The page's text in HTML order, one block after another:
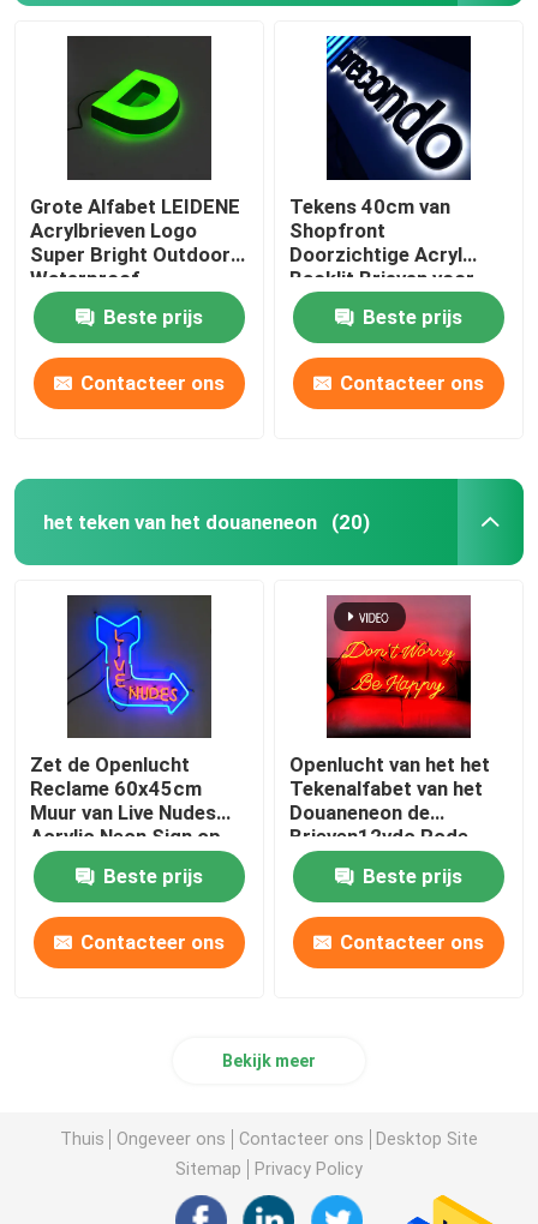
Grote Alfabet LEIDENE
Acrylbrieven Logo
Super Bright Outdoor
Waterproof
Beste prijs
Contacteer ons
Tekens 40cm van
Shopfront
Doorzichtige Acryl
Backlit Brieven voor
Bedrijven
Beste prijs
Contacteer ons
het teken van het douaneneon (20)
Zet de Openlucht
Reclame 60x45cm
Muur van Live Nudes
Acrylic Neon Sign op
Beste prijs
Contacteer ons
Openlucht van het het
Tekenalfabet van het
Douaneneon de
Brieven12vdc Rode
Verlichting
Beste prijs
Contacteer ons
Bekijk meer
Thuis Ongeveer ons Contacteer ons
Desktop Site
Sitemap
Privacy Policy